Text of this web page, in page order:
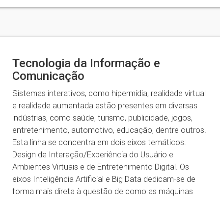
Tecnologia da Informação e
Comunicação
Sistemas interativos, como hipermídia, realidade virtual
e realidade aumentada estão presentes em diversas
indústrias, como saúde, turismo, publicidade, jogos,
entretenimento, automotivo, educação, dentre outros.
Esta linha se concentra em dois eixos temáticos:
Design de Interação/Experiência do Usuário e
Ambientes Virtuais e de Entretenimento Digital. Os
eixos Inteligência Artificial e Big Data dedicam-se de
forma mais direta à questão de como as máquinas